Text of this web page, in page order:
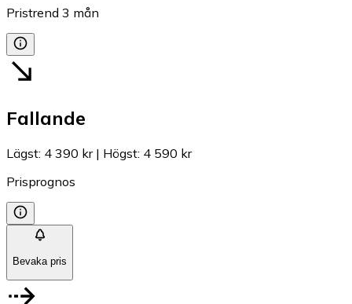
Pristrend 3 mån
Fallande
Lägst: 4 390 kr| Högst: 4 590 kr
Prisprognos
Bevaka pris